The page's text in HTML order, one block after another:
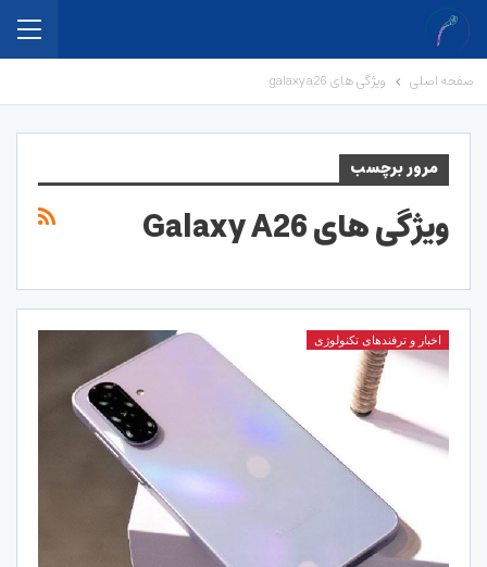
صفحه اصلی ویژگی های galaxy a26
مرور برچسب
ویژگی های Galaxy A26
اخبار و ترفندهای تکنولوژی